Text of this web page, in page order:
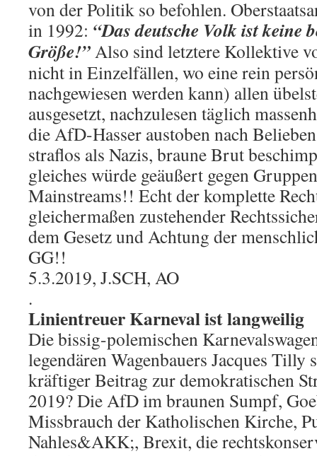
von der Politik so befohlen.
in 1992: “Das deutsche Volk ist keine
Größe!”Also sind letztere Kollektive
nicht in Einzelfällen, wo eine rein
nachgewiesen werden kann) allen
ausgesetzt, nachzulesen täglich
die AfD-Hasser austoben nach
straflos als Nazis, braune Brut
gleiches würde geäußert gegen
Mainstreams!! Echt der komplette
gleichermaßen zustehender
dem Gesetz und Achtung der
GG!!
5.3.2019, J.SCH, AO
.
Linientreuer Karneval ist langweilig
Die bissig-polemischen
legendären Wagenbauers Jacques
kräftiger Beitrag zur demokratischen
2019? Die AfD im braunen Sumpf,
Missbrauch der Katholischen Kirche,
Nahles&AKK;, Brexit, die